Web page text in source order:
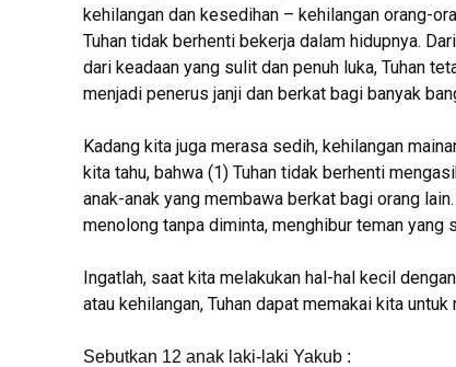
kehilangan dan kesedihan – kehilangan orang-
Tuhan tidak berhenti bekerja dalam hidupnya.
dari keadaan yang sulit dan penuh luka, Tuhan
menjadi penerus janji dan berkat bagi banyak
Kadang kita juga merasa sedih, kehilangan
kita tahu, bahwa (1) Tuhan tidak berhenti
anak-anak yang membawa berkat bagi orang
menolong tanpa diminta, menghibur teman yang
Ingatlah, saat kita melakukan hal-hal kecil
atau kehilangan, Tuhan dapat memakai kita
Sebutkan 12 anak laki-laki Yakub :